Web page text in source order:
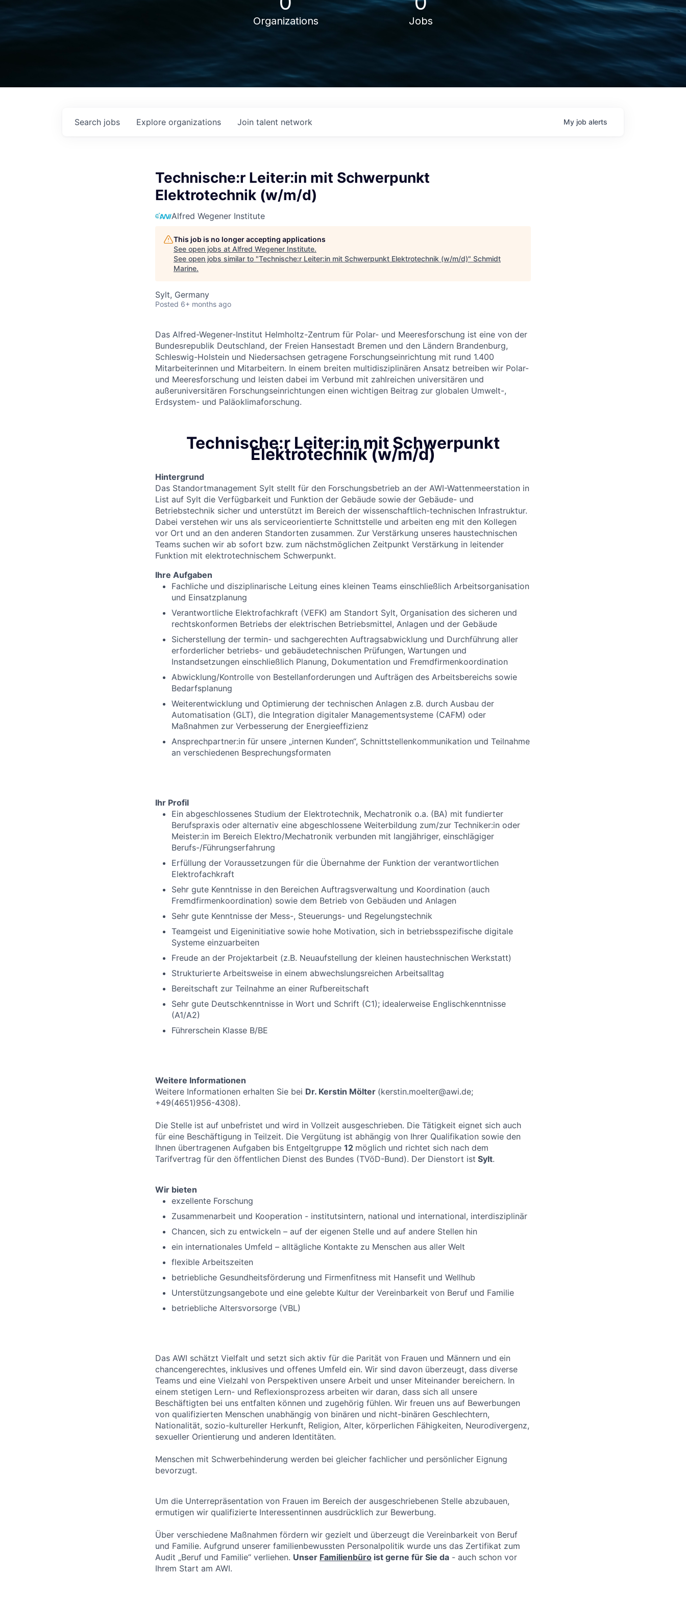
Organizations Jobs
Search jobs Explore organizations Join talent network My job alerts
Technische:r Leiter:in mit Schwerpunkt
Elektrotechnik (w/m/d)
Alfred Wegener Institute
This job is no longer accepting applications
See open jobs at Alfred Wegener Institute.
See open jobs similar to "Technische:r Leiter:in mit Schwerpunkt Elektrotechnik (w/m/d)" Schmidt
Marine.
Sylt, Germany
Posted 6+ months ago
Das Alfred-Wegener-Institut Helmholtz-Zentrum für Polar- und Meeresforschung ist eine von der
Bundesrepublik Deutschland, der Freien Hansestadt Bremen und den Ländern Brandenburg,
Schleswig-Holstein und Niedersachsen getragene Forschungseinrichtung mit rund 1.400
Mitarbeiterinnen und Mitarbeitern. In einem breiten multidisziplinären Ansatz betreiben wir Polar-
und Meeresforschung und leisten dabei im Verbund mit zahlreichen universitären und
außeruniversitären Forschungseinrichtungen einen wichtigen Beitrag zur globalen Umwelt-,
Erdsystem- und Paläoklimaforschung.
Technische:r Leiter:in mit Schwerpunkt
Elektrotechnik (w/m/d)
Hintergrund
Das Standortmanagement Sylt stellt für den Forschungsbetrieb an der AWI-Wattenmeerstation in
List auf Sylt die Verfügbarkeit und Funktion der Gebäude sowie der Gebäude- und
Betriebstechnik sicher und unterstützt im Bereich der wissenschaftlich-technischen Infrastruktur.
Dabei verstehen wir uns als serviceorientierte Schnittstelle und arbeiten eng mit den Kollegen
vor Ort und an den anderen Standorten zusammen. Zur Verstärkung unseres haustechnischen
Teams suchen wir ab sofort bzw. zum nächstmöglichen Zeitpunkt Verstärkung in leitender
Funktion mit elektrotechnischem Schwerpunkt.
Ihre Aufgaben
Fachliche und disziplinarische Leitung eines kleinen Teams einschließlich Arbeitsorganisation
und Einsatzplanung
Verantwortliche Elektrofachkraft (VEFK) am Standort Sylt, Organisation des sicheren und
rechtskonformen Betriebs der elektrischen Betriebsmittel, Anlagen und der Gebäude
Sicherstellung der termin- und sachgerechten Auftragsabwicklung und Durchführung aller
erforderlicher betriebs- und gebäudetechnischen Prüfungen, Wartungen und
Instandsetzungen einschließlich Planung, Dokumentation und Fremdfirmenkoordination
Abwicklung/Kontrolle von Bestellanforderungen und Aufträgen des Arbeitsbereichs sowie
Bedarfsplanung
Weiterentwicklung und Optimierung der technischen Anlagen z.B. durch Ausbau der
Automatisation (GLT), die Integration digitaler Managementsysteme (CAFM) oder
Maßnahmen zur Verbesserung der Energieeffizienz
Ansprechpartner:in für unsere „internen Kunden“, Schnittstellenkommunikation und Teilnahme
an verschiedenen Besprechungsformaten
Ihr Profil
Ein abgeschlossenes Studium der Elektrotechnik, Mechatronik o.a. (BA) mit fundierter
Berufspraxis oder alternativ eine abgeschlossene Weiterbildung zum/zur Techniker:in oder
Meister:in im Bereich Elektro/Mechatronik verbunden mit langjähriger, einschlägiger
Berufs-/Führungserfahrung
Erfüllung der Voraussetzungen für die Übernahme der Funktion der verantwortlichen
Elektrofachkraft
Sehr gute Kenntnisse in den Bereichen Auftragsverwaltung und Koordination (auch
Fremdfirmenkoordination) sowie dem Betrieb von Gebäuden und Anlagen
Sehr gute Kenntnisse der Mess-, Steuerungs- und Regelungstechnik
Teamgeist und Eigeninitiative sowie hohe Motivation, sich in betriebsspezifische digitale
Systeme einzuarbeiten
Freude an der Projektarbeit (z.B. Neuaufstellung der kleinen haustechnischen Werkstatt)
Strukturierte Arbeitsweise in einem abwechslungsreichen Arbeitsalltag
Bereitschaft zur Teilnahme an einer Rufbereitschaft
Sehr gute Deutschkenntnisse in Wort und Schrift (C1); idealerweise Englischkenntnisse
(A1/A2)
Führerschein Klasse B/BE
Weitere Informationen
Weitere Informationen erhalten Sie bei Dr. Kerstin Mölter (kerstin.moelter@awi.de;
+49(4651)956-4308).
Die Stelle ist auf unbefristet und wird in Vollzeit ausgeschrieben. Die Tätigkeit eignet sich auch
für eine Beschäftigung in Teilzeit. Die Vergütung ist abhängig von Ihrer Qualifikation sowie den
Ihnen übertragenen Aufgaben bis Entgeltgruppe 12 möglich und richtet sich nach dem
Tarifvertrag für den öffentlichen Dienst des Bundes (TVöD-Bund). Der Dienstort ist Sylt.
Wir bieten
exzellente Forschung
Zusammenarbeit und Kooperation - institutsintern, national und international, interdisziplinär
Chancen, sich zu entwickeln – auf der eigenen Stelle und auf andere Stellen hin
ein internationales Umfeld – alltägliche Kontakte zu Menschen aus aller Welt
flexible Arbeitszeiten
betriebliche Gesundheitsförderung und Firmenfitness mit Hansefit und Wellhub
Unterstützungsangebote und eine gelebte Kultur der Vereinbarkeit von Beruf und Familie
betriebliche Altersvorsorge (VBL)
Das AWI schätzt Vielfalt und setzt sich aktiv für die Parität von Frauen und Männern und ein
chancengerechtes, inklusives und offenes Umfeld ein. Wir sind davon überzeugt, dass diverse
Teams und eine Vielzahl von Perspektiven unsere Arbeit und unser Miteinander bereichern. In
einem stetigen Lern- und Reflexionsprozess arbeiten wir daran, dass sich all unsere
Beschäftigten bei uns entfalten können und zugehörig fühlen. Wir freuen uns auf Bewerbungen
von qualifizierten Menschen unabhängig von binären und nicht-binären Geschlechtern,
Nationalität, sozio-kultureller Herkunft, Religion, Alter, körperlichen Fähigkeiten, Neurodivergenz,
sexueller Orientierung und anderen Identitäten.
Menschen mit Schwerbehinderung werden bei gleicher fachlicher und persönlicher Eignung
bevorzugt.
Um die Unterrepräsentation von Frauen im Bereich der ausgeschriebenen Stelle abzubauen,
ermutigen wir qualifizierte Interessentinnen ausdrücklich zur Bewerbung.
Über verschiedene Maßnahmen fördern wir gezielt und überzeugt die Vereinbarkeit von Beruf
und Familie. Aufgrund unserer familienbewussten Personalpolitik wurde uns das Zertifikat zum
Audit „Beruf und Familie“ verliehen. Unser Familienbüro ist gerne für Sie da - auch schon vor
Ihrem Start am AWI.